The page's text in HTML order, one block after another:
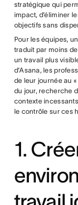
stratégique qui
impact, d’éliminer
objectifs sans
Pour les équipes,
traduit par moins
un travail plus
d’Asana, les
de leur journée au
du jour, recherche
contexte
le contrôle sur ces
1.